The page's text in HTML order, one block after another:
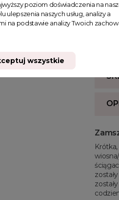
poziom doświadczenia na
naszych usług, analizy a
na podstawie analizy Twoich
wszystkie